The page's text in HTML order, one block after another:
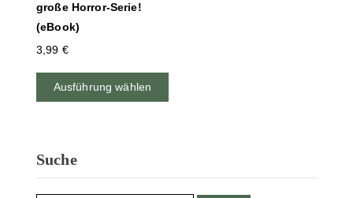
große Horror-Serie!
(eBook)
3,99 €
Ausführung wählen
Suche